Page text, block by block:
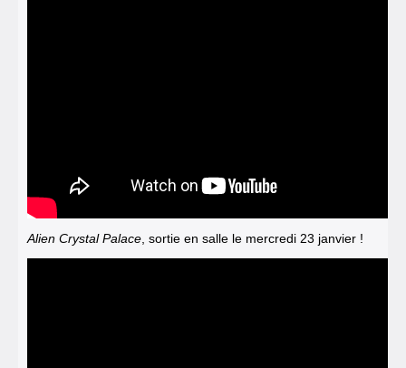
Alien Crystal Palace , sortie en salle le mercredi 23 janvier !